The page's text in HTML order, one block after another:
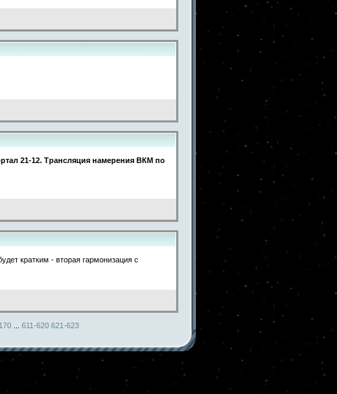
21-12. Трансляция намерения ВКМ по
кратким - вторая гармонизация с
611-620 621-623